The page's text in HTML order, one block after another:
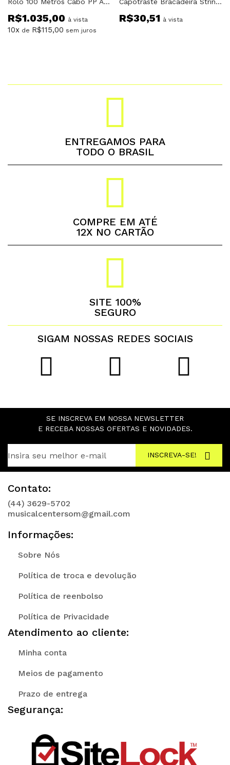
R$1.035,00 à vista
10x de R$115,00 sem juros
R$30,51 à vista
ENTREGAMOS PARA
TODO O BRASIL
COMPRE EM ATÉ
12X NO CARTÃO
SITE 100%
SEGURO
SIGAM NOSSAS REDES SOCIAIS
SE INSCREVA EM NOSSA NEWSLETTER
E RECEBA NOSSAS OFERTAS E NOVIDADES.
INSCREVA-SE!
Contato:
(44) 3629-5702
musicalcentersom@gmail.com
Informações:
Sobre Nós
Política de troca e devolução
Política de reenbolso
Política de Privacidade
Atendimento ao cliente:
Minha conta
Meios de pagamento
Prazo de entrega
Segurança: